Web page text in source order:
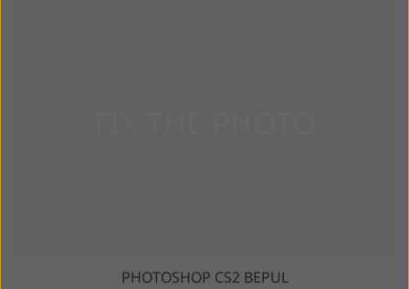
PHOTOSHOP CS2 BEPUL